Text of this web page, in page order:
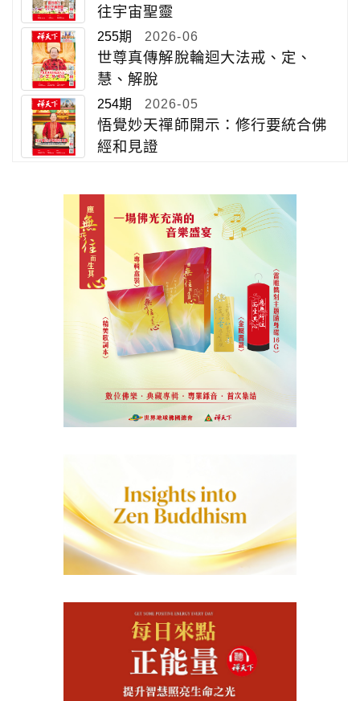
往宇宙聖靈
255期 2026-06
世尊真傳解脫輪迴大法戒、定、
慧、解脫
254期 2026-05
悟覺妙天禪師開示：修行要統合佛
經和見證